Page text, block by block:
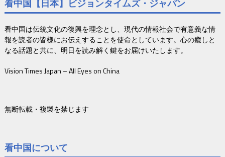
看中国【日本】ビジョンタイムズ・ジャパン
看中国は伝統文化の復興を理念とし、現代の情報社会で有意義な情
報を読者の皆様にお伝えすることを使命としています。心の癒しと
なる話題と共に、明日を読み解く鍵をお届けいたします。
Vision Times Japan – All Eyes on China
無断転載・複製を禁じます
看中国について